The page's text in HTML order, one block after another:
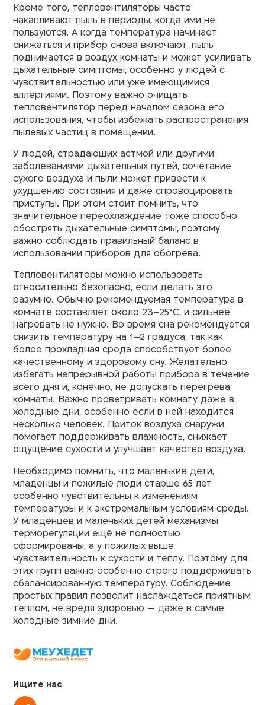
Кроме того, тепловентиляторы часто
накапливают пыль в периоды, когда ими не
пользуются. А когда температура начинает
снижаться и прибор снова включают, пыль
поднимается в воздух комнаты и может усиливать
дыхательные симптомы, особенно у людей с
чувствительностью или уже имеющимися
аллергиями. Поэтому важно очищать
тепловентилятор перед началом сезона его
использования, чтобы избежать распространения
пылевых частиц в помещении.
У людей, страдающих астмой или другими
заболеваниями дыхательных путей, сочетание
сухого воздуха и пыли может привести к
ухудшению состояния и даже спровоцировать
приступы. При этом стоит помнить, что
значительное переохлаждение тоже способно
обострять дыхательные симптомы, поэтому
важно соблюдать правильный баланс в
использовании приборов для обогрева.
Тепловентиляторы можно использовать
относительно безопасно, если делать это
разумно. Обычно рекомендуемая температура в
комнате составляет около 23–25°C, и сильнее
нагревать не нужно. Во время сна рекомендуется
снизить температуру на 1–2 градуса, так как
более прохладная среда способствует более
качественному и здоровому сну. Желательно
избегать непрерывной работы прибора в течение
всего дня и, конечно, не допускать перегрева
комнаты. Важно проветривать комнату даже в
холодные дни, особенно если в ней находится
несколько человек. Приток воздуха снаружи
помогает поддерживать влажность, снижает
ощущение сухости и улучшает качество воздуха.
Необходимо помнить, что маленькие дети,
младенцы и пожилые люди старше 65 лет
особенно чувствительны к изменениям
температуры и к экстремальным условиям среды.
У младенцев и маленьких детей механизмы
терморегуляции ещё не полностью
сформированы, а у пожилых выше
чувствительность к сухости и теплу. Поэтому для
этих групп важно особенно строго поддерживать
сбалансированную температуру. Соблюдение
простых правил позволит наслаждаться приятным
теплом, не вредя здоровью — даже в самые
холодные зимние дни.
Ищите нас